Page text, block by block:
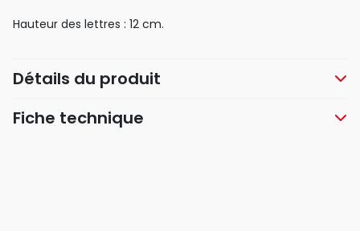
Hauteur des lettres : 12 cm.
Détails du produit
Fiche technique